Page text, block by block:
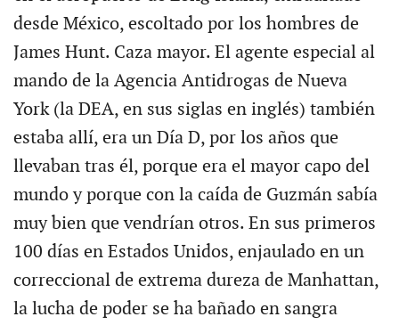
desde México, escoltado por los hombres de
James Hunt. Caza mayor. El agente especial al
mando de la Agencia Antidrogas de Nueva
York (la DEA, en sus siglas en inglés) también
estaba allí, era un Día D, por los años que
llevaban tras él, porque era el mayor capo del
mundo y porque con la caída de Guzmán sabía
muy bien que vendrían otros. En sus primeros
100 días en Estados Unidos, enjaulado en un
correccional de extrema dureza de Manhattan,
la lucha de poder se ha bañado en sangra